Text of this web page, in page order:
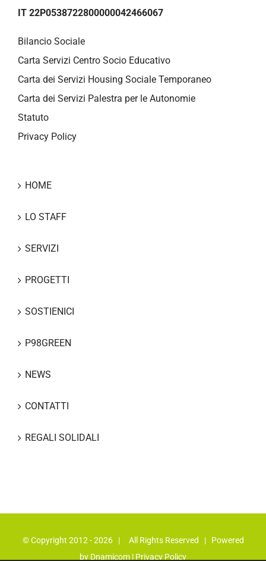
IT 22P0538722800000042466067
Bilancio Sociale
Carta Servizi Centro Socio Educativo
Carta dei Servizi Housing Sociale Temporaneo
Carta dei Servizi Palestra per le Autonomie
Statuto
Privacy Policy
HOME
LO STAFF
SERVIZI
PROGETTI
SOSTIENICI
P98GREEN
NEWS
CONTATTI
REGALI SOLIDALI
© Copyright 2012 -2026 | All Rights Reserved | Powered
by Dnamicom | Privacy Policy